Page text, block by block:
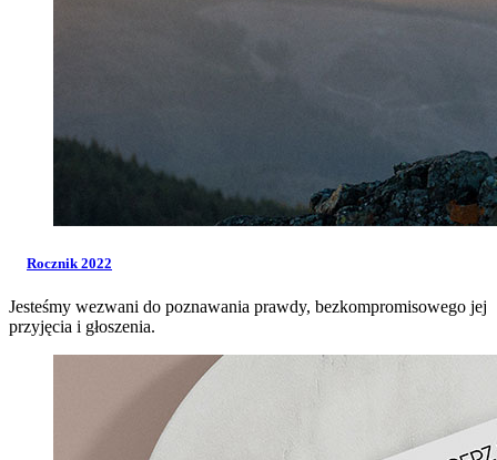
Rocznik 2022
Jesteśmy wezwani do poznawania prawdy, bezkompromisowego jej
przyjęcia i głoszenia.